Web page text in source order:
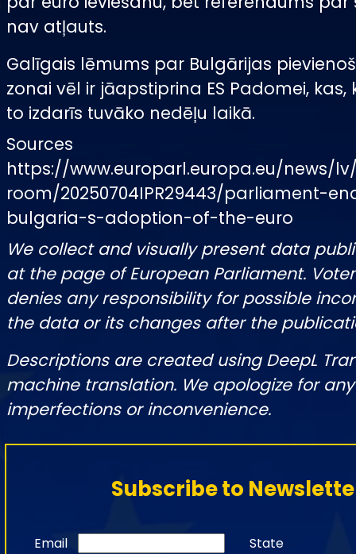
nav atļauts.
Galīgais lēmums par Bulgārijas
zonai vēl ir jāapstiprina ES Padomei,
to izdarīs tuvāko nedēļu laikā.
Sources
https://www.europarl.europa.eu/news/
room/20250704IPR29443/parliament-
bulgaria-s-adoption-of-the-euro
We collect and visually present data
at the page of European Parliament.
denies any responsibility for possible
the data or its changes after the
Descriptions are created using DeepL
machine translation. We apologize for
imperfections or inconvenience.
Subscribe to
Email State